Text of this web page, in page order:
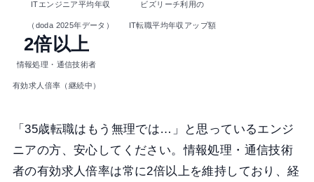
ITエンジニア平均年収
（doda 2025年データ）
ビズリーチ利用の
IT転職平均年収アップ額
2倍以上
情報処理・通信技術者
有効求人倍率（継続中）
「35歳転職はもう無理では…」と思っているエンジ
ニアの方、安心してください。情報処理・通信技術
者の有効求人倍率は常に2倍以上を維持しており、経